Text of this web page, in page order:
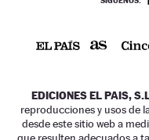
EDICIONES EL PAIS,
reproducciones y usos de
desde este sitio web a